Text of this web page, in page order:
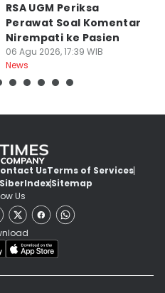
RSA UGM Periksa
Perawat Soal Komentar
Nirempati ke Pasien
06 Agu 2026, 17:39 WIB
News
UsTerms of Services
IndexSitemap
Us